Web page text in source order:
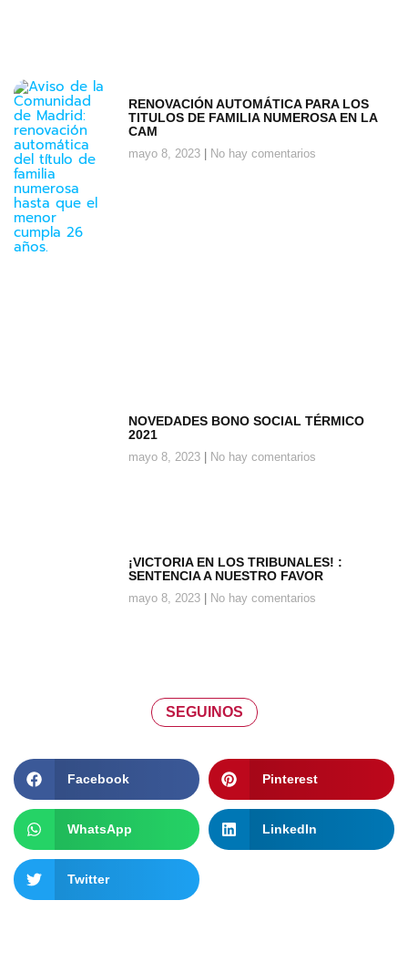
RENOVACIÓN AUTOMÁTICA PARA LOS
TITULOS DE FAMILIA NUMEROSA EN LA
CAM
mayo 8, 2023 No hay comentarios
NOVEDADES BONO SOCIAL TÉRMICO
2021
mayo 8, 2023 No hay comentarios
¡VICTORIA EN LOS TRIBUNALES! :
SENTENCIA A NUESTRO FAVOR
mayo 8, 2023 No hay comentarios
SEGUINOS
Facebook Pinterest
WhatsApp LinkedIn
Twitter